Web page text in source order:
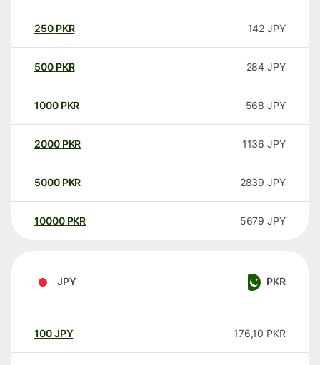
250 PKR 142 JPY
500 PKR 284 JPY
1000 PKR 568 JPY
2000 PKR 1136 JPY
5000 PKR 2839 JPY
10000 PKR 5679 JPY
JPY PKR
100JPY 176,10 PKR